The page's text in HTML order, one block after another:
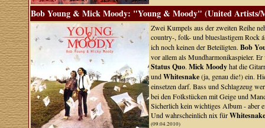
Bob Young & Mick Moody: "Young & Moody" (United Artists/
Zwei Kumpels aus der zweiten Reihe
country-, folk- und blueslastigem Rock
ich noch keinen der Beteiligten. Bob
vor allem als Mundharmonikaspieler. Er
Status Quo. Mick Moodyhat die
undWhitesnake(ja, genau die!) ein.
einsetzen darf. Bass und Schlagzeug
bei den Folkstücken mit Geige und
Sicherlich kein wichtiges Album - aber
Und wahrscheinlich nix für
(09.04.2010)